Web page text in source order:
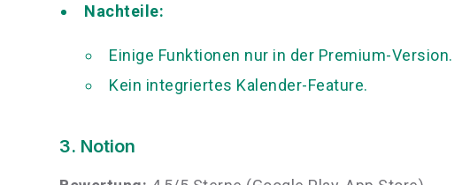
Nachteile:
Einige Funktionen nur in der Premium-Version.
Kein integriertes Kalender-Feature.
3. Notion